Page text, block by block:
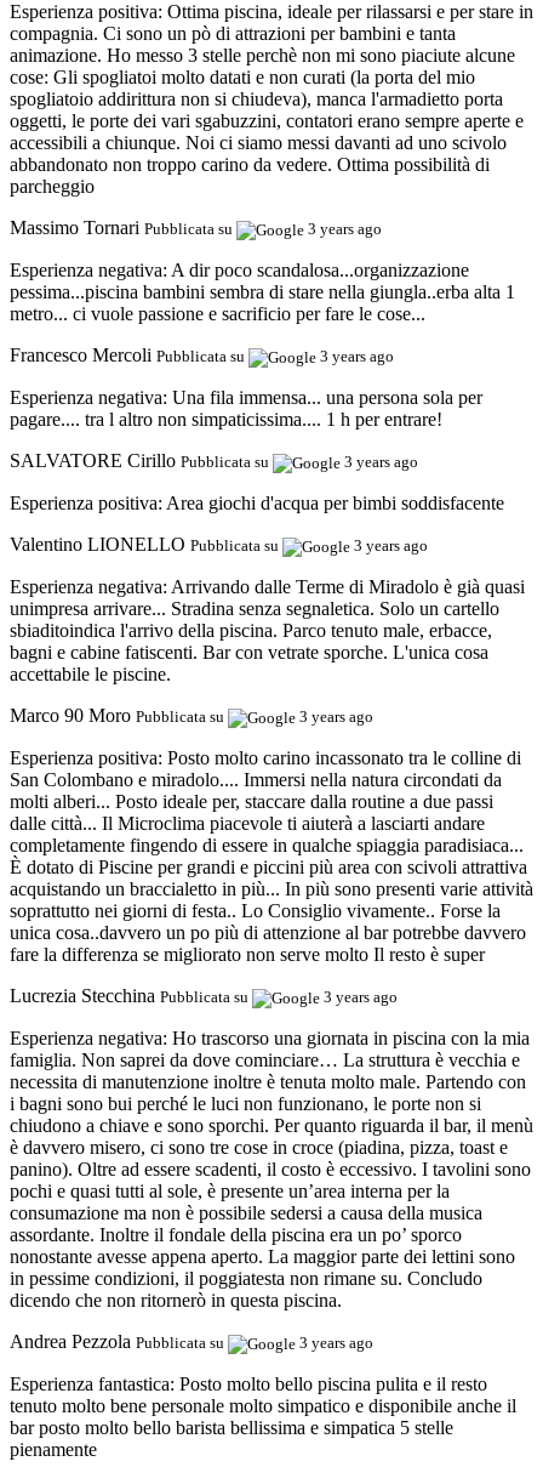
Esperienza positiva: Ottima piscina, ideale per rilassarsi e per stare in
compagnia. Ci sono un pò di attrazioni per bambini e tanta
animazione. Ho messo 3 stelle perchè non mi sono piaciute alcune
cose: Gli spogliatoi molto datati e non curati (la porta del mio
spogliatoio addirittura non si chiudeva), manca l'armadietto porta
oggetti, le porte dei vari sgabuzzini, contatori erano sempre aperte e
accessibili a chiunque. Noi ci siamo messi davanti ad uno scivolo
abbandonato non troppo carino da vedere. Ottima possibilità di
parcheggio
Massimo Tornari Pubblicata su 3 years ago
Esperienza negativa: A dir poco scandalosa...organizzazione
pessima...piscina bambini sembra di stare nella giungla..erba alta 1
metro... ci vuole passione e sacrificio per fare le cose...
Francesco Mercoli Pubblicata su 3 years ago
Esperienza negativa: Una fila immensa... una persona sola per
pagare.... tra l altro non simpaticissima.... 1 h per entrare!
SALVATORE Cirillo Pubblicata su 3 years ago
Esperienza positiva: Area giochi d'acqua per bimbi soddisfacente
Valentino LIONELLO Pubblicata su 3 years ago
Esperienza negativa: Arrivando dalle Terme di Miradolo è già quasi
unimpresa arrivare... Stradina senza segnaletica. Solo un cartello
sbiaditoindica l'arrivo della piscina. Parco tenuto male, erbacce,
bagni e cabine fatiscenti. Bar con vetrate sporche. L'unica cosa
accettabile le piscine.
Marco 90 Moro Pubblicata su 3 years ago
Esperienza positiva: Posto molto carino incassonato tra le colline di
San Colombano e miradolo.... Immersi nella natura circondati da
molti alberi... Posto ideale per, staccare dalla routine a due passi
dalle città... Il Microclima piacevole ti aiuterà a lasciarti andare
completamente fingendo di essere in qualche spiaggia paradisiaca...
È dotato di Piscine per grandi e piccini più area con scivoli attrattiva
acquistando un braccialetto in più... In più sono presenti varie attività
soprattutto nei giorni di festa.. Lo Consiglio vivamente.. Forse la
unica cosa..davvero un po più di attenzione al bar potrebbe davvero
fare la differenza se migliorato non serve molto Il resto è super
Lucrezia Stecchina Pubblicata su 3 years ago
Esperienza negativa: Ho trascorso una giornata in piscina con la mia
famiglia. Non saprei da dove cominciare… La struttura è vecchia e
necessita di manutenzione inoltre è tenuta molto male. Partendo con
i bagni sono bui perché le luci non funzionano, le porte non si
chiudono a chiave e sono sporchi. Per quanto riguarda il bar, il menù
è davvero misero, ci sono tre cose in croce (piadina, pizza, toast e
panino). Oltre ad essere scadenti, il costo è eccessivo. I tavolini sono
pochi e quasi tutti al sole, è presente un’area interna per la
consumazione ma non è possibile sedersi a causa della musica
assordante. Inoltre il fondale della piscina era un po’ sporco
nonostante avesse appena aperto. La maggior parte dei lettini sono
in pessime condizioni, il poggiatesta non rimane su. Concludo
dicendo che non ritornerò in questa piscina.
Andrea Pezzola Pubblicata su 3 years ago
Esperienza fantastica: Posto molto bello piscina pulita e il resto
tenuto molto bene personale molto simpatico e disponibile anche il
bar posto molto bello barista bellissima e simpatica 5 stelle
pienamente